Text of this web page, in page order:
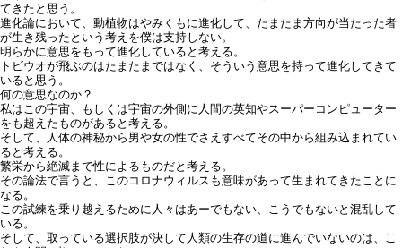
てきたと思う。
進化論において、動植物はやみくもに進化して、たまたま方向が当たった者
が生き残ったという考えを僕は支持しない。
明らかに意思をもって進化していると考える。
トビウオが飛ぶのはたまたまではなく、そういう意思を持って進化してきて
いると思う。
何の意思なのか？
私はこの宇宙、もしくは宇宙の外側に人間の英知やスーパーコンピューター
をも超えたものがあると考える。
そして、人体の神秘から男や女の性でさえすべてその中から組み込まれてい
ると考える。
繁栄から絶滅まで性によるものだと考える。
その論法で言うと、このコロナウィルスも意味があって生まれてきたことに
なる。
この試練を乗り越えるために人々はあーでもない、こうでもないと混乱して
いる。
そして、取っている選択肢が決して人類の生存の道に進んでいないのは、こ